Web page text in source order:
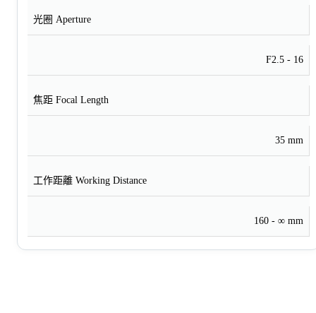
光圈 Aperture
F2.5 - 16
焦距 Focal Length
35 mm
工作距離 Working Distance
160 - ∞ mm